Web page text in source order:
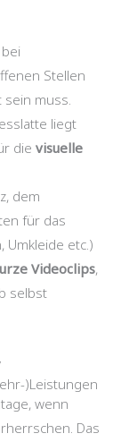
Stellen
muss.
liegt
dievisuelle
dem
für das
Umkleide etc.)
Videoclips,
selbst
)Leistungen
wenn
Das